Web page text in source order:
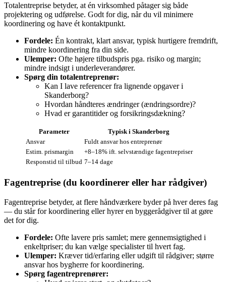
Totalentreprise betyder, at én virksomhed påtager sig både
projektering og udførelse. Godt for dig, når du vil minimere
koordinering og have ét kontaktpunkt.
Fordele: Én kontrakt, klart ansvar, typisk hurtigere fremdrift,
mindre koordinering fra din side.
Ulemper: Ofte højere tilbudspris pga. risiko og margin;
mindre indsigt i underleverandører.
Spørg din totalentreprenør:
Kan I lave referencer fra lignende opgaver i
Skanderborg?
Hvordan håndteres ændringer (ændringsordre)?
Hvad er garantitider og forsikringsdækning?
Parameter
Typisk i Skanderborg
Ansvar
Fuldt ansvar hos entreprenør
Estim. prismargin
+8–18% ift. selvstændige fagentrepriser
Responstid til tilbud 7–14 dage
Fagentreprise (du koordinerer eller har rådgiver)
Fagentreprise betyder, at flere håndværkere byder på hver deres fag
— du står for koordinering eller hyrer en byggerådgiver til at gøre
det for dig.
Fordele: Ofte lavere pris samlet; mere gennemsigtighed i
enkeltpriser; du kan vælge specialister til hvert fag.
Ulemper: Kræver tid/erfaring eller udgift til rådgiver; større
ansvar hos bygherre for koordinering.
Spørg fagentreprenører: